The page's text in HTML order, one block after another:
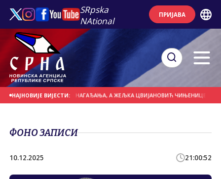
SRpska
NAtional
ПРИЈАВА
НАЈНОВИЈЕ ВИЈЕСТИ:
ПРЕТПОСТАВКЕ И НАГАЂАЊА, А ЖЕЉКА ЦВИЈАНОВИЋ ЧИЊЕНИЦЕ И
ФОНО ЗАПИСИ
10.12.2025 21:00:52